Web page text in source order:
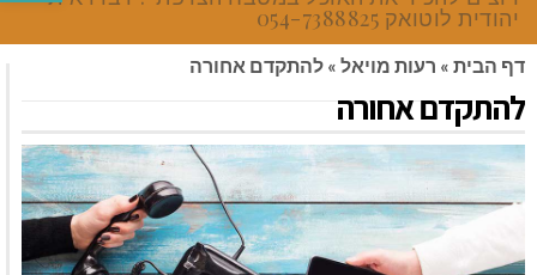
יהודית לוטואק 054-7388825.
דף הבית » רעות מויאל » להתקדם אחורה
להתקדם אחורה